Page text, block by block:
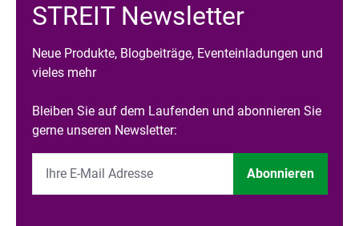
STREIT Newsletter
Neue Produkte, Blogbeiträge, Eventeinladungen und
vieles mehr
Bleiben Sie auf dem Laufenden und abonnieren Sie
gerne unseren Newsletter:
Abonnieren